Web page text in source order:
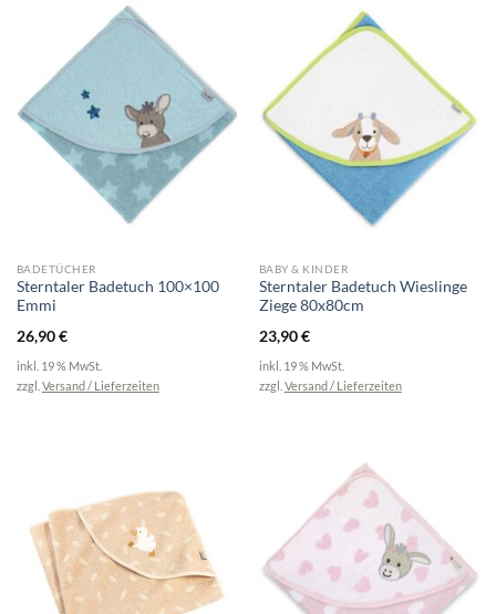
BADETÜCHER
Sterntaler Badetuch 100×100
Emmi
26,90€
inkl. 19 % MwSt.
zzgl. Versand / Lieferzeiten
BABY & KINDER
Sterntaler Badetuch Wieslinge
Ziege 80x80cm
23,90€
inkl. 19 % MwSt.
zzgl. Versand / Lieferzeiten